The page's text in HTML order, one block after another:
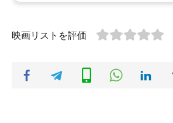
映画リストを評価